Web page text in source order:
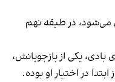
می‌شود، در طبقه نهم
یکی از بازجویانش،
در اختیار او بوده.